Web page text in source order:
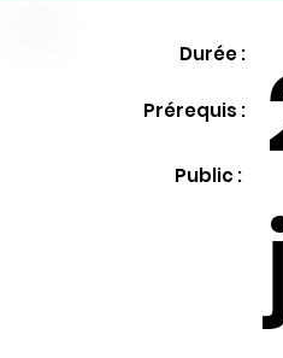
Durée :
Prérequis :
Public :